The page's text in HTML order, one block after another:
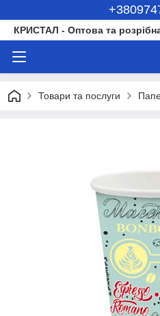
КРИСТАЛ - Оптова та
Товари та послуги